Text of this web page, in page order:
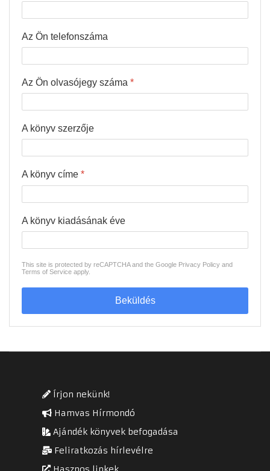
Az Ön telefonszáma
Az Ön olvasójegy száma *
A könyv szerzője
A könyv címe *
A könyv kiadásának éve
This site is protected by reCAPTCHA and the Google Privacy Policy and
Terms of Service apply.
Beküldés
Írjon nekünk!
Hamvas Hírmondó
Ajándék könyvek befogadása
Feliratkozás hírlevélre